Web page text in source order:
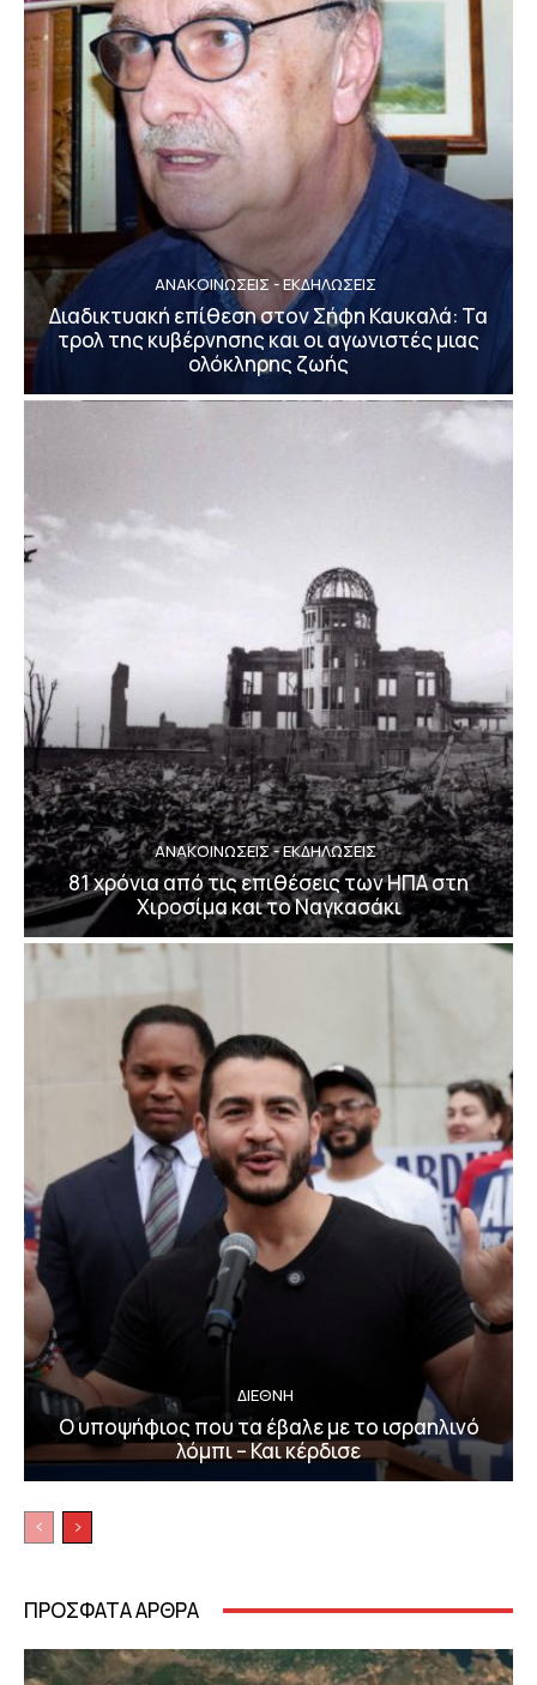
ΑΝΑΚΟΙΝΩΣΕΙΣ - ΕΚΔΗΛΩΣΕΙΣ
Διαδικτυακή επίθεση στον Σήφη Καυκαλά: Τα
τρολ της κυβέρνησης και οι αγωνιστές μιας
ολόκληρης ζωής
ΑΝΑΚΟΙΝΩΣΕΙΣ - ΕΚΔΗΛΩΣΕΙΣ
81 χρόνια από τις επιθέσεις των ΗΠΑ στη
Χιροσίμα και το Ναγκασάκι
ΔΙΕΘΝΗ
Ο υποψήφιος που τα έβαλε με το ισραηλινό
λόμπι – Και κέρδισε
ΠΡΟΣΦΑΤΑ ΑΡΘΡΑ